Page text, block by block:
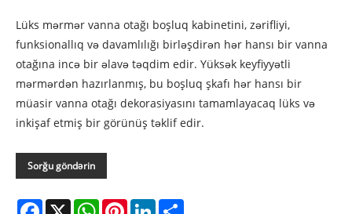
Lüks mərmər vanna otağı boşluq kabinetini, zərifliyi,
funksionallıq və davamlılığı birləşdirən hər hansı bir vanna
otağına incə bir əlavə təqdim edir. Yüksək keyfiyyətli
mərmərdən hazırlanmış, bu boşluq şkafı hər hansı bir
müasir vanna otağı dekorasiyasını tamamlayacaq lüks və
inkişaf etmiş bir görünüş təklif edir.
Sorğu göndərin
Facebook
X WhatsAppPinterestLinkedIn